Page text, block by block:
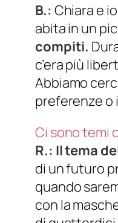
B.: Chiara e
abita in un
compiti.
c’era più
Abbiamo
preferenze o
Ci sono temi
R.: Il tema
di un futuro
quando
con la